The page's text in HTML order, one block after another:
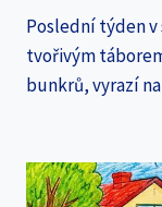
Poslední týden
tvořivým
bunkrů, vyrazí